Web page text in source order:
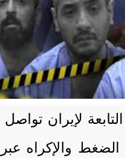
لإيران
والإكراه عبر